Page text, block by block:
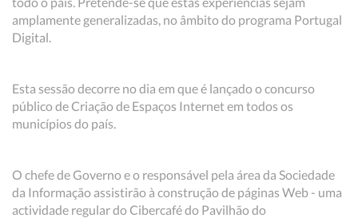
amplamente generalizadas, no âmbito do programa Portugal
Digital.
Esta sessão decorre no dia em que é lançado o concurso
público de Criação de Espaços Internet em todos os
municípios do país.
O chefe de Governo e o responsável pela área da Sociedade
da Informação assistirão à construção de páginas Web - uma
actividade regular do Cibercafé do Pavilhão do